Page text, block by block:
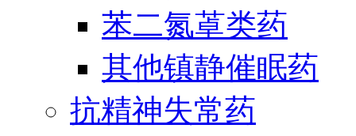
苯二氮䓬类药
其他镇静催眠药
抗精神失常药